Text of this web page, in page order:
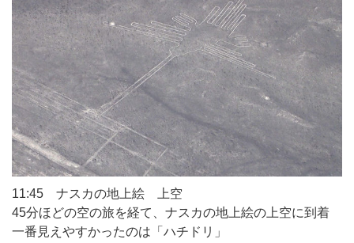
11:45 ナスカの地上絵 上空
45分ほどの空の旅を経て、ナスカの地上絵の上空に到着
一番見えやすかったのは「ハチドリ」